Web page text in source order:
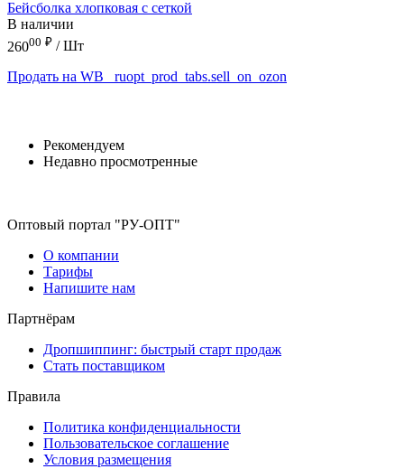
Бейсболка хлопковая с сеткой
В наличии
26000 ₽ / Шт
Продать на WB
_ruopt_prod_tabs.sell_on_ozon
Рекомендуем
Недавно просмотренные
Оптовый портал "РУ-ОПТ"
О компании
Тарифы
Напишите нам
Партнёрам
Дропшиппинг: быстрый старт продаж
Стать поставщиком
Правила
Политика конфиденциальности
Пользовательское соглашение
Условия размещения